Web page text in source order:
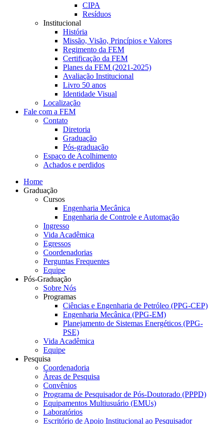
CIPA
Resíduos
Institucional
História
Missão, Visão, Princípios e Valores
Regimento da FEM
Certificação da FEM
Planes da FEM (2021-2025)
Avaliação Institucional
Livro 50 anos
Identidade Visual
Localização
Fale com a FEM
Contato
Diretoria
Graduação
Pós-graduação
Espaço de Acolhimento
Achados e perdidos
Home
Graduação
Cursos
Engenharia Mecânica
Engenharia de Controle e Automação
Ingresso
Vida Acadêmica
Egressos
Coordenadorias
Perguntas Frequentes
Equipe
Pós-Graduação
Sobre Nós
Programas
Ciências e Engenharia de Petróleo (PPG-CEP)
Engenharia Mecânica (PPG-EM)
Planejamento de Sistemas Energéticos (PPG-
PSE)
Vida Acadêmica
Equipe
Pesquisa
Coordenadoria
Áreas de Pesquisa
Convênios
Programa de Pesquisador de Pós-Doutorado (PPPD)
Equipamentos Multiusuário (EMUs)
Laboratórios
Escritório de Apoio Institucional ao Pesquisador